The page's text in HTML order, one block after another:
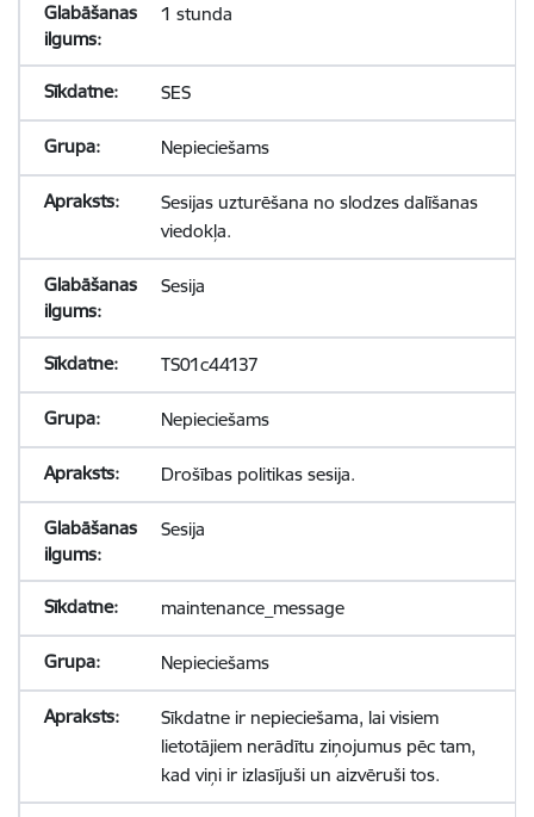
1 stunda
SES
Nepieciešams
Sesijas uzturēšana no slodzes dalīšanas
viedokļa.
Sesija
TS01c44137
Nepieciešams
Drošības politikas sesija.
Sesija
maintenance_message
Nepieciešams
Sīkdatne ir nepieciešama, lai visiem
lietotājiem nerādītu ziņojumus pēc tam,
kad viņi ir izlasījuši un aizvēruši tos.